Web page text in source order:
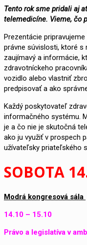
Tento rok sme pridali aj
telemedicíne. Vieme, čo
Prezentácie
právne súvislosti, ktoré s
zaujímavý a informácie,
zdravotníckeho
vozidlo alebo vlastniť
predpisovať a ako
Každý poskytovateľ
informačného systému.
je a čo nie je skutočná
ako ju využiť v prospech
užívateľsky priateľského
SOBOTA
Modrá kongresová sála
14.10 – 15.10
Právo a legislatíva v